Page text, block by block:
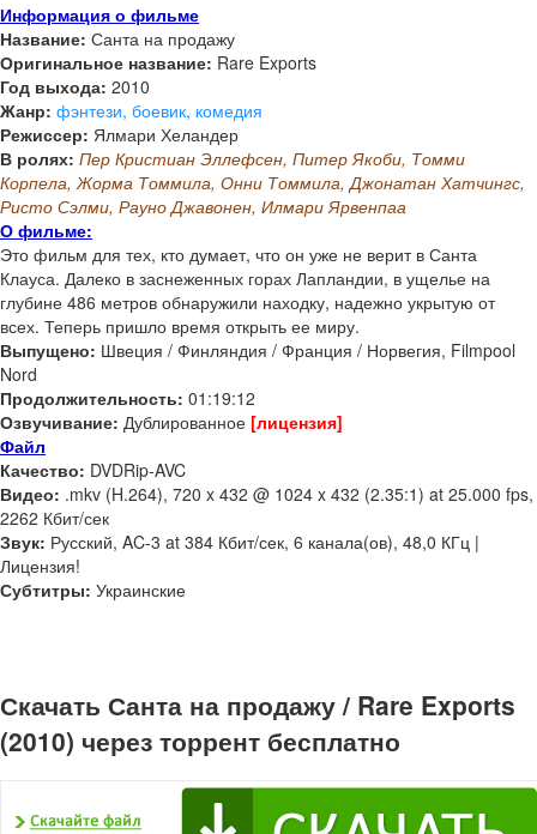
Информация о фильме
Название: Санта на продажу
Оригинальное название: Rare Exports
Год выхода: 2010
Жанр: фэнтези, боевик, комедия
Режиссер: Ялмари Хеландер
В ролях: Пер Кристиан Эллефсен, Питер Якоби, Томми
Корпела, Жорма Томмила, Онни Томмила, Джонатан Хатчингс,
Ристо Сэлми, Рауно Джавонен, Илмари Ярвенпаа
О фильме:
Это фильм для тех, кто думает, что он уже не верит в Санта
Клауса. Далеко в заснеженных горах Лапландии, в ущелье на
глубине 486 метров обнаружили находку, надежно укрытую от
всех. Теперь пришло время открыть ее миру.
Выпущено: Швеция / Финляндия / Франция / Норвегия, Filmpool
Nord
Продолжительность: 01:19:12
Озвучивание: Дублированное [лицензия]
Файл
Качество: DVDRip-AVC
Видео: .mkv (H.264), 720 x 432 @ 1024 x 432 (2.35:1) at 25.000 fps,
2262 Кбит/сек
Звук: Русский, AC-3 at 384 Кбит/сек, 6 канала(ов), 48,0 КГц |
Лицензия!
Субтитры: Украинские
Скачать Санта на продажу / Rare Exports
(2010) через торрент бесплатно